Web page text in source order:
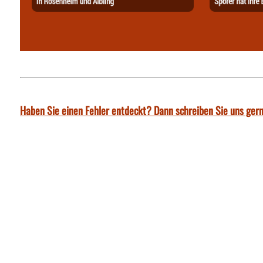
Haben Sie einen Fehler entdeckt? Dann schreiben Sie uns